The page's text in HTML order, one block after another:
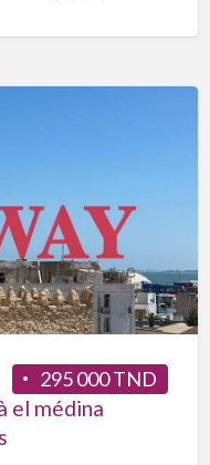
295 000 TND
el médina